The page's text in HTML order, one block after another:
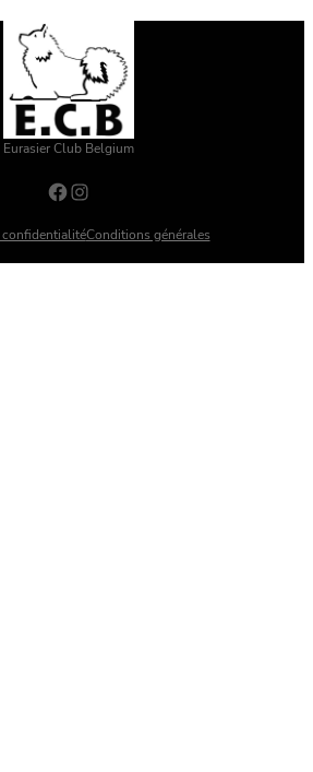
Eurasier Club Belgium
Facebook Instagram
Conditions générales